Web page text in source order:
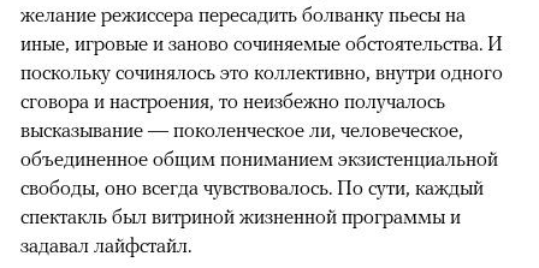
желание режиссера пересадить болванку пьесы на
иные, игровые и заново сочиняемые обстоятельства. И
поскольку сочинялось это коллективно, внутри одного
сговора и настроения, то неизбежно получалось
высказывание — поколенческое ли, человеческое,
объединенное общим пониманием экзистенциальной
свободы, оно всегда чувствовалось. По сути, каждый
спектакль был витриной жизненной программы и
задавал лайфстайл.